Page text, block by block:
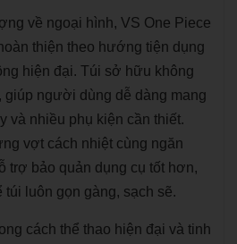
về ngoại hình, VS One Piece
thiện theo hướng tiện dụng
hiện đại. Túi sở hữu không
giúp người dùng dễ dàng mang
và nhiều phụ kiện cần thiết.
vợt cách nhiệt cùng ngăn
trợ bảo quản dụng cụ tốt hơn,
luôn gọn gàng, sạch sẽ.
cách thể thao hiện đại và tinh